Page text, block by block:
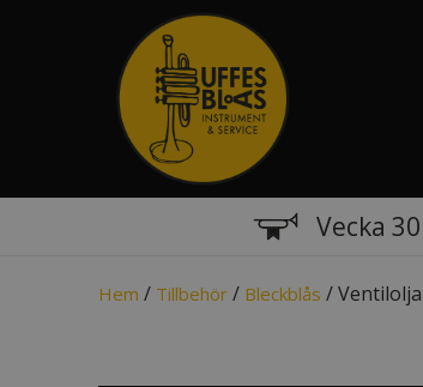
Vecka
Hem / Tillbehör / Bleckblås /